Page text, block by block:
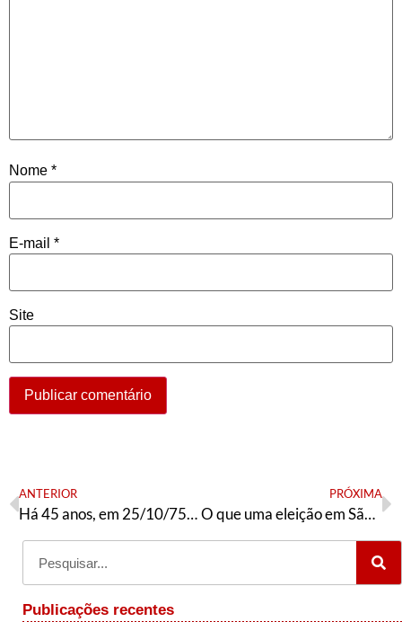
Nome *
E-mail *
Site
ANTERIOR
Há 45 anos, em 25/10/75, Vladimir Herzog era torturado e assassinado no DOI-CODI (parte 01)
PRÓXIMA
O que uma eleição em São Paulo não faz
Publicações recentes